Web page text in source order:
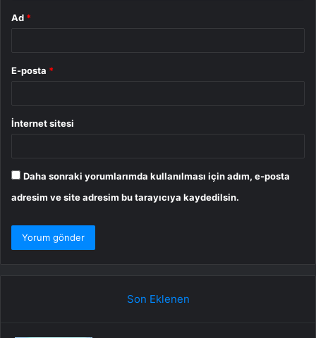
Ad *
E-posta *
İnternet sitesi
Daha sonraki yorumlarımda kullanılması için adım, e-posta
adresim ve site adresim bu tarayıcıya kaydedilsin.
Son Eklenen